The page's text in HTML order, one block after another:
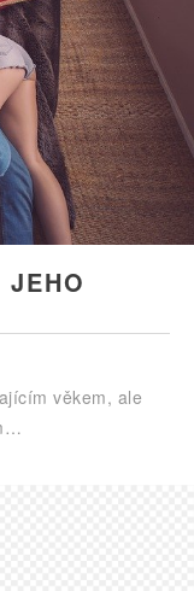
věkem, ale